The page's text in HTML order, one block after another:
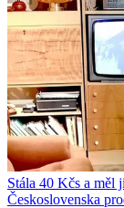
Stála 40 Kčs a měl
Československa